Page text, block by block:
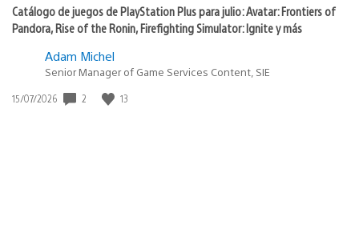
Catálogo de juegos de PlayStation Plus para julio: Avatar: Frontiers of
Pandora, Rise of the Ronin, Firefighting Simulator: Ignite y más
Adam Michel
Senior Manager of Game Services Content, SIE
Fecha
15/07/2026 2 13